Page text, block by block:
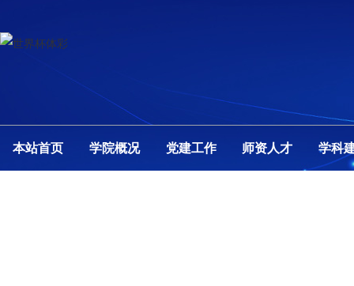
本站首页 学院概况 党建工作 师资人才 学科